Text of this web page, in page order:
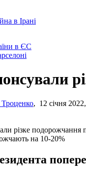
в Ірані
в ЄС
, 12 січня
на 10-20%